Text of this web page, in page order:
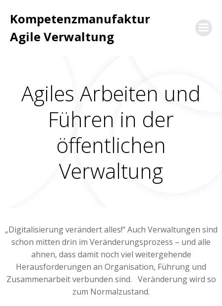
Inhalt
Kompetenzmanufaktur
Agile Verwaltung
Agiles Arbeiten und
Führen in der
öffentlichen
Verwaltung
„Digitalisierung verändert alles!“ Auch Verwaltungen sind
schon mitten drin im Veränderungsprozess – und alle
ahnen, dass damit noch viel weitergehende
Herausforderungen an Organisation, Führung und
Zusammenarbeit verbunden sind. Veränderung wird so
zum Normalzustand.